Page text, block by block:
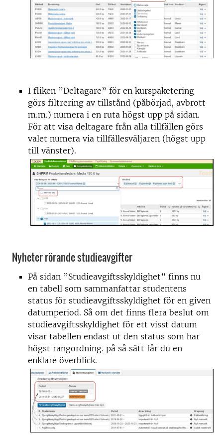
I fliken ”Deltagare” för en kurspaketering
görs filtrering av tillstånd (påbörjad, avbrott
m.m.) numera i en ruta högst upp på sidan.
För att visa deltagare från alla tillfällen görs
valet numera via tillfällesväljaren (högst upp
till vänster).
Nyheter rörande studieavgifter
På sidan ”Studieavgiftsskyldighet” finns nu
en tabell som sammanfattar studentens
status för studieavgiftsskyldighet för en given
datumperiod. Så om det finns flera beslut om
studieavgiftsskyldighet för ett visst datum
visar tabellen endast ut den status som har
högst rangordning. på så sätt får du en
enklare överblick.